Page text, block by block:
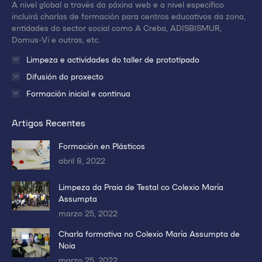
ventana/pestaña
ventana/pestaña
ventana/pestaña
A nivel global a través da páxina web e a nivel específico
incluirá charlas de formación para centros educativos da zona,
entidades do sector social como A Creba, ADISBISMUR,
Domus-Vi e outras, etc.
Limpeza e actividades do taller de prototipado
Difusión do proxecto
Formación inicial e continua
Artigos Recentes
Formación en Plásticos
abril 8, 2022
Limpeza da Praia de Testal co Colexio María
Assumpta
marzo 25, 2022
Charla formativa no Colexio María Assumpta de
Noia
marzo 25, 2022